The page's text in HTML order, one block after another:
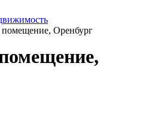
Оренбург